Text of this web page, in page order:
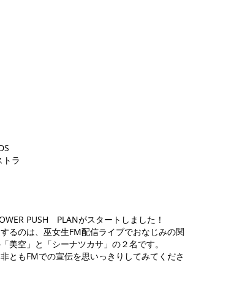
ラ
PUSH PLANがスタートしました！
るのは、巫女生FM配信ライブでおなじみの関
美空」と「シーナツカサ」の２名です。
ともFMでの宣伝を思いっきりしてみてくださ